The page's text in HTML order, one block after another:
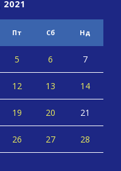
Пт Сб Нд
5 6 7
12 13 14
19 20 21
26 27 28